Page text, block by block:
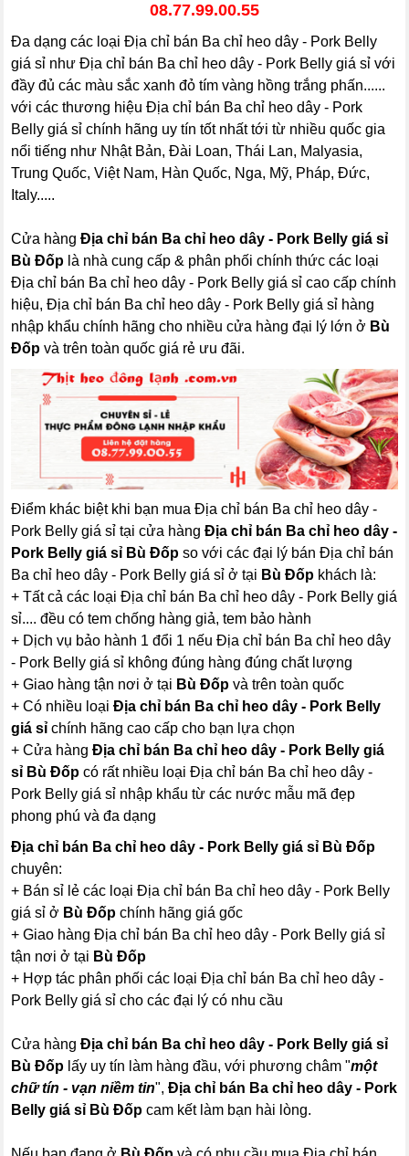
08.77.99.00.55
Đa dạng các loại Địa chỉ bán Ba chỉ heo dây - Pork Belly
giá sỉ như Địa chỉ bán Ba chỉ heo dây - Pork Belly giá sỉ với
đầy đủ các màu sắc xanh đỏ tím vàng hồng trắng phấn......
với các thương hiệu Địa chỉ bán Ba chỉ heo dây - Pork
Belly giá sỉ chính hãng uy tín tốt nhất tới từ nhiều quốc gia
nổi tiếng như Nhật Bản, Đài Loan, Thái Lan, Malyasia,
Trung Quốc, Việt Nam, Hàn Quốc, Nga, Mỹ, Pháp, Đức,
Italy.....
Cửa hàngĐịa chỉ bán Ba chỉ heo dây - Pork Belly giá sỉ
Bù Đốp là nhà cung cấp & phân phối chính thức các loại
Địa chỉ bán Ba chỉ heo dây - Pork Belly giá sỉ cao cấp chính
hiệu, Địa chỉ bán Ba chỉ heo dây - Pork Belly giá sỉ hàng
nhập khẩu chính hãng cho nhiều cửa hàng đại lý lớn ở Bù
Đốp và trên toàn quốc giá rẻ ưu đãi.
Điểm khác biệt khi bạn mua Địa chỉ bán Ba chỉ heo dây -
Pork Belly giá sỉ tại cửa hàngĐịa chỉ bán Ba chỉ heo dây -
Pork Belly giá sỉ Bù Đốp so với các đại lý bán Địa chỉ bán
Ba chỉ heo dây - Pork Belly giá sỉ ở tại Bù Đốp khách là:
+ Tất cả các loại Địa chỉ bán Ba chỉ heo dây - Pork Belly giá
sỉ.... đều có tem chống hàng giả, tem bảo hành
+ Dịch vụ bảo hành 1 đổi 1 nếu Địa chỉ bán Ba chỉ heo dây
- Pork Belly giá sỉ không đúng hàng đúng chất lượng
+ Giao hàng tận nơi ở tại Bù Đốp và trên toàn quốc
+ Có nhiều loạiĐịa chỉ bán Ba chỉ heo dây - Pork Belly
giá sỉ chính hãng cao cấp cho bạn lựa chọn
+ Cửa hàngĐịa chỉ bán Ba chỉ heo dây - Pork Belly giá
sỉ Bù Đốp có rất nhiều loại Địa chỉ bán Ba chỉ heo dây -
Pork Belly giá sỉ nhập khẩu từ các nước mẫu mã đẹp
phong phú và đa dạng
Địa chỉ bán Ba chỉ heo dây - Pork Belly giá sỉ Bù Đốp
chuyên:
+ Bán sỉ lẻ các loại Địa chỉ bán Ba chỉ heo dây - Pork Belly
giá sỉ ở Bù Đốp chính hãng giá gốc
+ Giao hàng Địa chỉ bán Ba chỉ heo dây - Pork Belly giá sỉ
tận nơi ở tại Bù Đốp
+ Hợp tác phân phối các loại Địa chỉ bán Ba chỉ heo dây -
Pork Belly giá sỉ cho các đại lý có nhu cầu
Cửa hàngĐịa chỉ bán Ba chỉ heo dây - Pork Belly giá sỉ
Bù Đốp lấy uy tín làm hàng đầu, với phương châm "một
chữ tín - vạn niềm tin",Địa chỉ bán Ba chỉ heo dây - Pork
Belly giá sỉ Bù Đốp cam kết làm bạn hài lòng.